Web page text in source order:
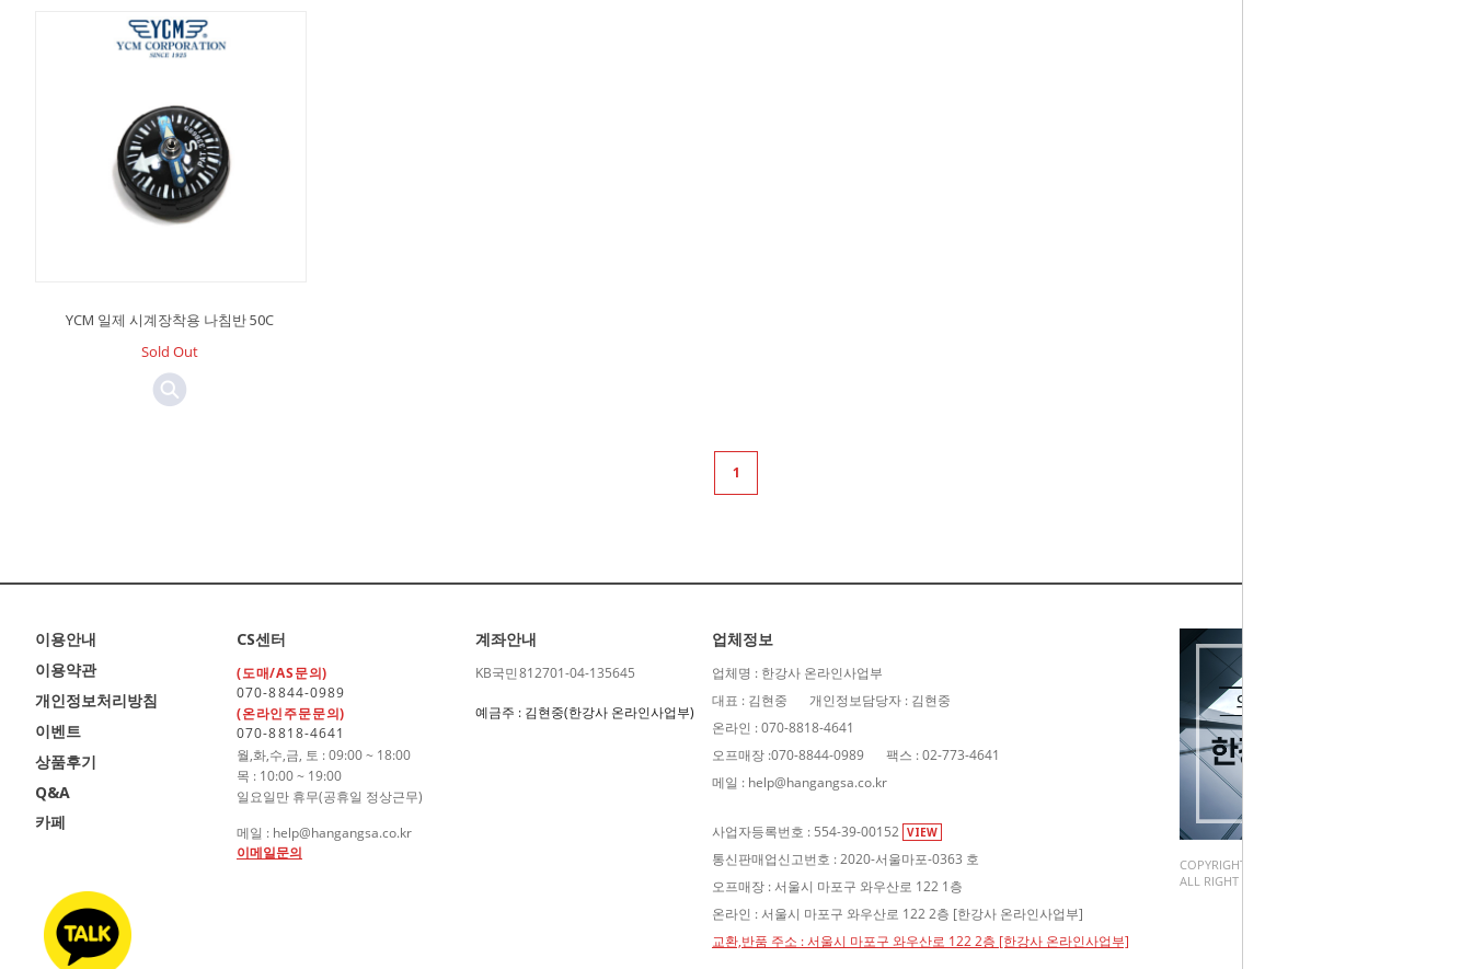
YCM 일제 시계장착용 나침반 50C
Sold Out
1
이용안내
이용약관
개인정보처리방침
이벤트
상품후기
Q&A
카페
CS센터
(도매/AS문의)
070-8844-0989
(온라인주문문의)
070-8818-4641
월,화,수,금, 토 : 09:00 ~ 18:00
목 : 10:00 ~ 19:00
일요일만 휴무(공휴일 정상근무)
메일 : help@hangangsa.co.kr
이메일문의
계좌안내
KB국민812701-04-135645
예금주 : 김현중(한강사 온라인사업부)
업체정보
업체명 : 한강사 온라인사업부
대표 : 김현중
개인정보담당자 : 김현중
온라인 : 070-8818-4641
오프매장 :070-8844-0989
팩스 : 02-773-4641
메일 : help@hangangsa.co.kr
사업자등록번호 : 554-39-00152 VIEW
통신판매업신고번호 : 2020-서울마포-0363 호
오프매장 : 서울시 마포구 와우산로 122 1층
온라인 : 서울시 마포구 와우산로 122 2층 [한강사 온라인사업부]
교환,반품 주소 : 서울시 마포구 와우산로 122 2층 [한강사 온라인사업부]
COPYRIGHT(C).
ALL RIGHT RESERVED.